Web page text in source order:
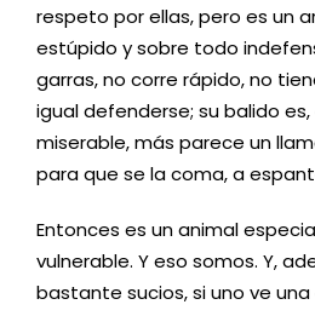
respeto por ellas, pero es un
estúpido y sobre todo
garras, no corre rápido, no
igual defenderse; su balido
miserable, más parece un
para que se la coma, a
Entonces es un animal
vulnerable. Y eso somos. Y,
bastante sucios, si uno ve